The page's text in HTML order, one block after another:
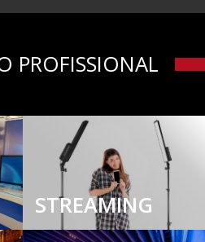
PROFISSIONAL
STREAMING